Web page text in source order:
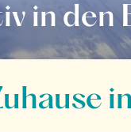
in den